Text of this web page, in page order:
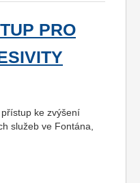
PRO
ke zvýšení
služeb ve Fontána,